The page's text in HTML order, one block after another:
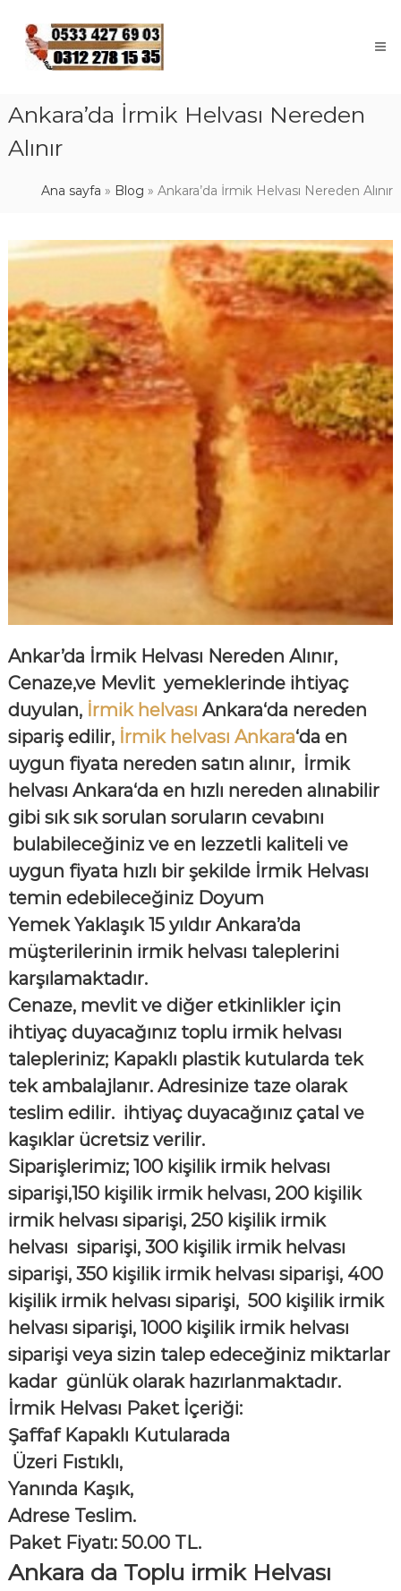
content
Ankara’da İrmik Helvası Nereden
Alınır
Ana sayfa » Blog »Ankara’da İrmik Helvası Nereden Alınır
Ankar’da İrmik Helvası Nereden Alınır,
Cenaze,ve Mevlit yemeklerinde ihtiyaç
duyulan,İrmik helvası Ankara‘da nereden
sipariş edilir,İrmik helvası Ankara‘da en
uygun fiyata nereden satın alınır, İrmik
helvası Ankara‘da en hızlı nereden alınabilir
gibi sık sık sorulan soruların cevabını
bulabileceğiniz ve en lezzetli kaliteli ve
uygun fiyata hızlı bir şekilde İrmik Helvası
temin edebileceğiniz Doyum
Yemek Yaklaşık 15 yıldır Ankara’da
müşterilerinin irmik helvası taleplerini
karşılamaktadır.
Cenaze, mevlit ve diğer etkinlikler için
ihtiyaç duyacağınız toplu irmik helvası
talepleriniz; Kapaklı plastik kutularda tek
tek ambalajlanır. Adresinize taze olarak
teslim edilir. ihtiyaç duyacağınız çatal ve
kaşıklar ücretsiz verilir.
Siparişlerimiz; 100 kişilik irmik helvası
siparişi,150 kişilik irmik helvası, 200 kişilik
irmik helvası siparişi, 250 kişilik irmik
helvası siparişi, 300 kişilik irmik helvası
siparişi, 350 kişilik irmik helvası siparişi, 400
kişilik irmik helvası siparişi, 500 kişilik irmik
helvası siparişi, 1000 kişilik irmik helvası
siparişi veya sizin talep edeceğiniz miktarlar
kadar günlük olarak hazırlanmaktadır.
İrmik Helvası Paket İçeriği:
Şaffaf Kapaklı Kutularada
Üzeri Fıstıklı,
Yanında Kaşık,
Adrese Teslim.
Paket Fiyatı: 50.00 TL.
Ankara da Toplu irmik Helvası